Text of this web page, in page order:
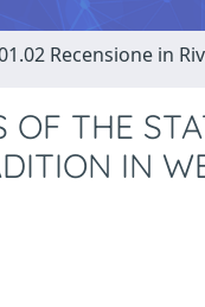
Recensione in
THE
IN